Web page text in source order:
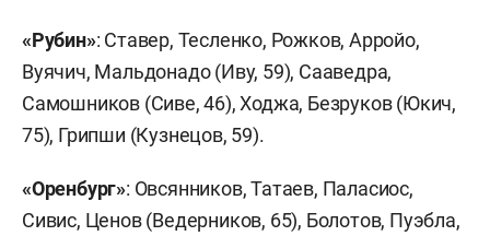
«Рубин»: Ставер, Тесленко, Рожков, Арройо,
Вуячич, Мальдонадо (Иву, 59), Сааведра,
Самошников (Сиве, 46), Ходжа, Безруков (Юкич,
75), Грипши (Кузнецов, 59).
«Оренбург»: Овсянников, Татаев, Паласиос,
Сивис, Ценов (Ведерников, 65), Болотов, Пуэбла,